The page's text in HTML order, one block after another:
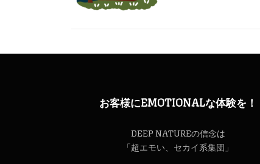
お客様にEMOTIONALな体験を！
DEEP NATUREの信念は
「超エモい、セカイ系集団」